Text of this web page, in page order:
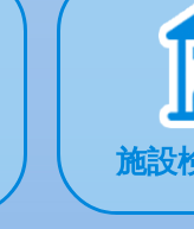
施設